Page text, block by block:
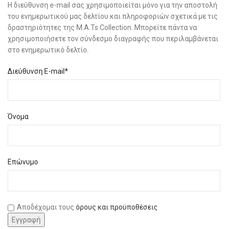
Η διεύθυνση e-mail σας χρησιμοποιείται μόνο για την αποστολή
του ενημερωτικού μας δελτίου και πληροφοριών σχετικά με τις
δραστηριότητες της M.A.Ts Collection. Μπορείτε πάντα να
χρησιμοποιήσετε τον σύνδεσμο διαγραφής που περιλαμβάνεται
στο ενημερωτικό δελτίο.
Διεύθυνση E-mail*
Όνομα
Επώνυμο
Αποδέχομαι τους όρους και προϋποθέσεις